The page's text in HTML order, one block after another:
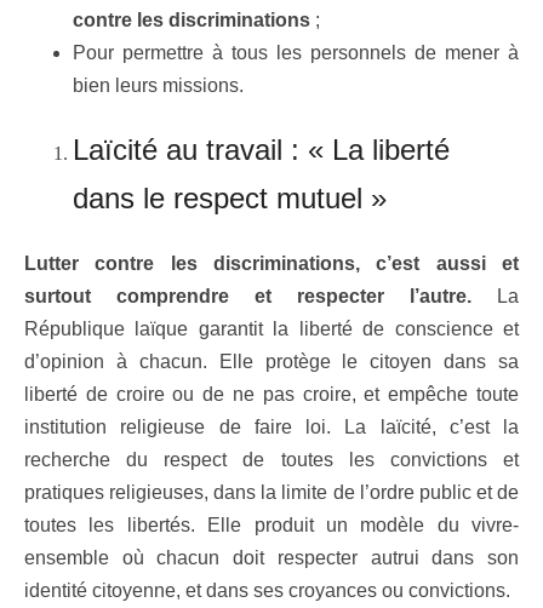
contre les discriminations ;
Pour permettre à tous les personnels de mener à
bien leurs missions.
Laïcité au travail : « La liberté
dans le respect mutuel »
Lutter contre les discriminations, c’est aussi et
surtout comprendre et respecter l’autre. La
République laïque garantit la liberté de conscience et
d’opinion à chacun. Elle protège le citoyen dans sa
liberté de croire ou de ne pas croire, et empêche toute
institution religieuse de faire loi. La laïcité, c’est la
recherche du respect de toutes les convictions et
pratiques religieuses, dans la limite de l’ordre public et de
toutes les libertés. Elle produit un modèle du vivre-
ensemble où chacun doit respecter autrui dans son
identité citoyenne, et dans ses croyances ou convictions.